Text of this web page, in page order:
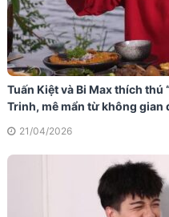
Tuấn Kiệt và Bi Max thích thú
Trinh, mê mẩn từ không gian
21/04/2026